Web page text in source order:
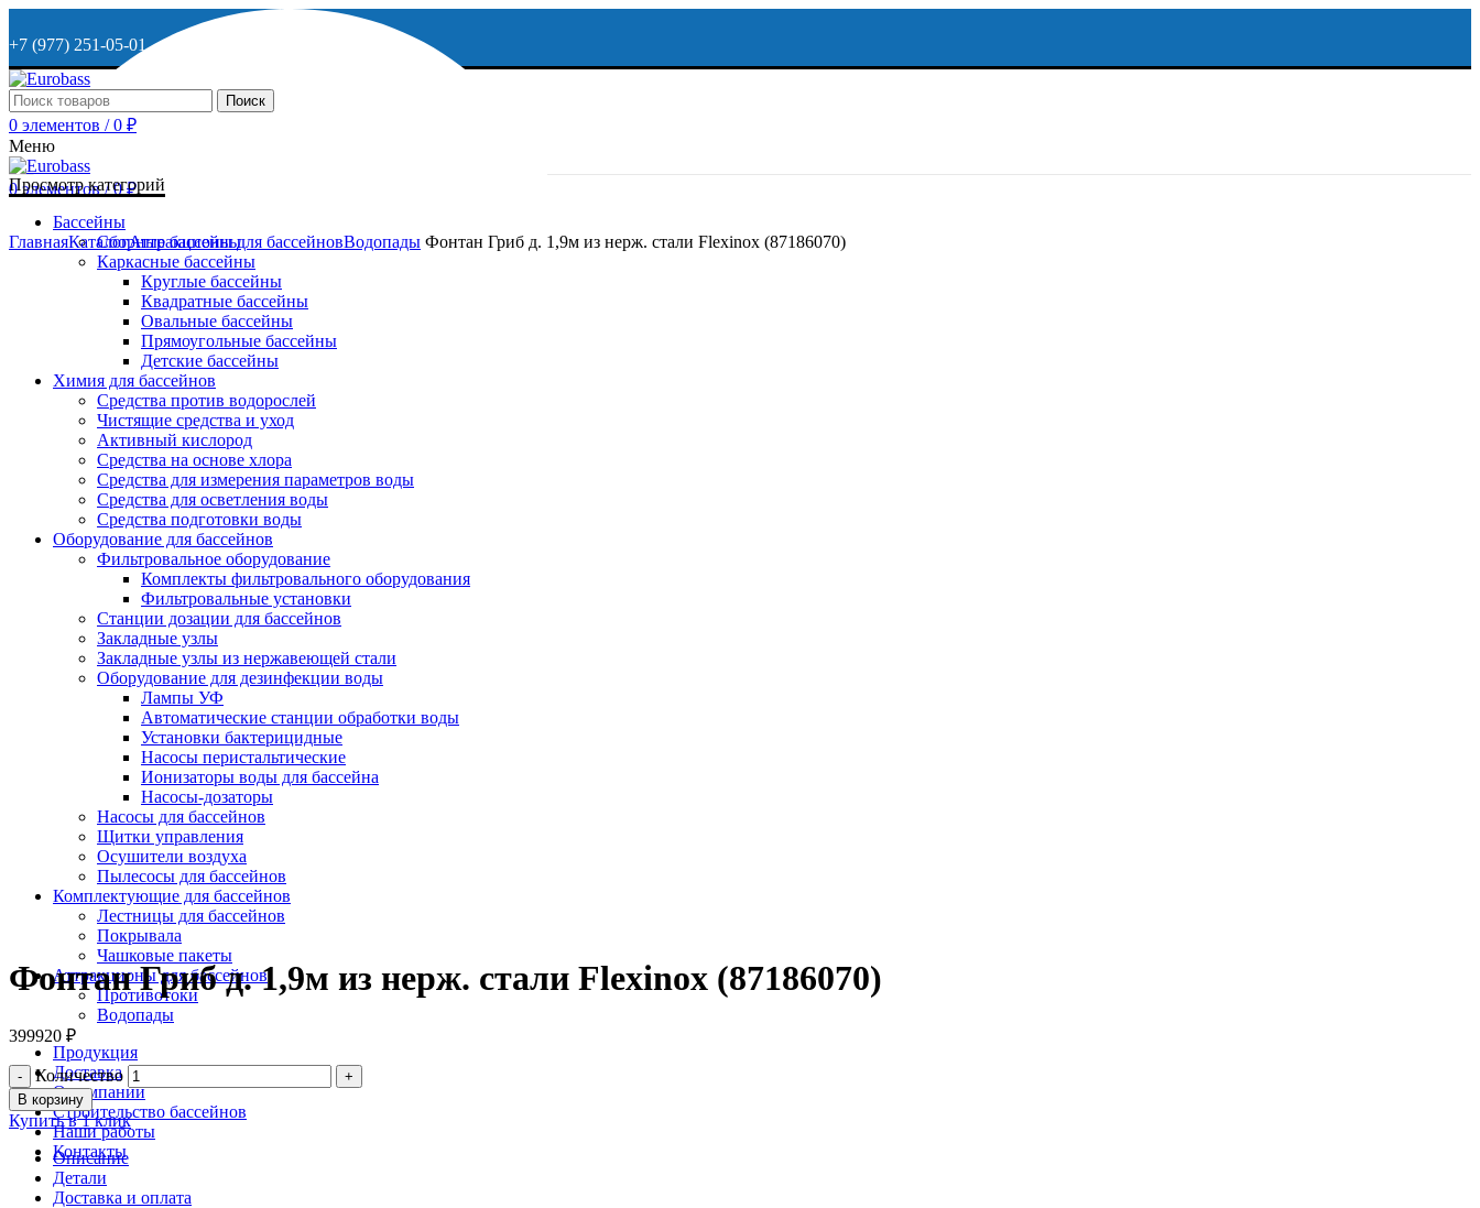
+7 (977) 251-05-01
+7 (929) 615-63-95
МО, г. Дмитров, ул. Веретенникова, д. 9
ОСТАВИТЬ ЗАЯВКУ
+7 (977) 251-05-01
Поиск
0 элементов / 0 ₽
Меню
0элементов / 0₽
Просмотр категорий
Бассейны
Сборные бассейны
Каркасные бассейны
Круглые бассейны
Квадратные бассейны
Овальные бассейны
Прямоугольные бассейны
Детские бассейны
Химия для бассейнов
Средства против водорослей
Чистящие средства и уход
Активный кислород
Средства на основе хлора
Средства для измерения параметров воды
Средства для осветления воды
Средства подготовки воды
Оборудование для бассейнов
Фильтровальное оборудование
Комплекты фильтровального оборудования
Фильтровальные установки
Станции дозации для бассейнов
Закладные узлы
Закладные узлы из нержавеющей стали
Оборудование для дезинфекции воды
Лампы УФ
Автоматические станции обработки воды
Установки бактерицидные
Насосы перистальтические
Ионизаторы воды для бассейна
Насосы-дозаторы
Насосы для бассейнов
Щитки управления
Осушители воздуха
Пылесосы для бассейнов
Комплектующие для бассейнов
Лестницы для бассейнов
Покрывала
Чашковые пакеты
Аттракционы для бассейнов
Противотоки
Водопады
Продукция
Доставка
О компании
Строительство бассейнов
Наши работы
Контакты
ГлавнаяКаталогАттракционы для бассейновВодопады Фонтан Гриб д. 1,9м из нерж. стали Flexinox (87186070)
Фонтан Гриб д. 1,9м из нерж. стали Flexinox (87186070)
399920 ₽
Количество
В корзину
Купить в 1 клик
Описание
Детали
Доставка и оплата